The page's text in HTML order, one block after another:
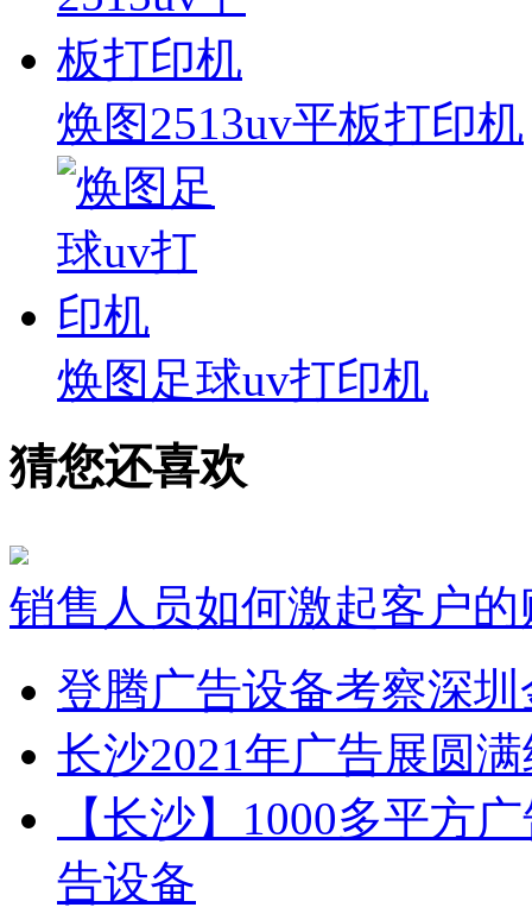
焕图2513uv平板打印机
焕图足球uv打印机
猜您还喜欢
销售人员如何激起客户的
登腾广告设备考察深
长沙2021年广告展圆
【长沙】1000多平方
告设备